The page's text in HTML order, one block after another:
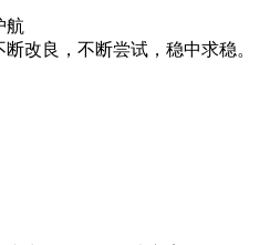
航
改良，不断尝试，稳中求稳。